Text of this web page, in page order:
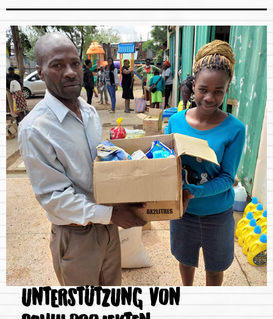
UNTERSTÜTZUNG VON